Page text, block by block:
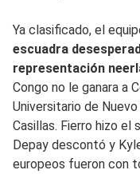
Ya clasificado, el
escuadra
representación
Congo no le ganara a
Universitario de
Casillas. Fierro hizo el
Depay descontó y
europeos fueron con